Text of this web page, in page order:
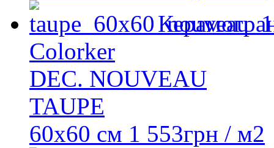
Colorker
DEC. NOUVEAU
TAUPE
60x60 см 1 553грн / м2